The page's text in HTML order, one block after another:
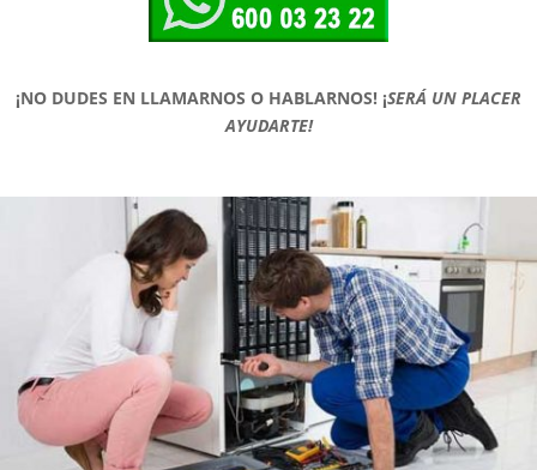
¡NO DUDES EN LLAMARNOS O HABLARNOS! ¡SERÁ UN PLACER
AYUDARTE!